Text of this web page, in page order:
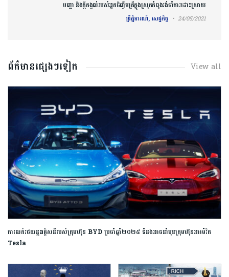
បញ្ហា និងក្ដីកង្វល់របស់អ្នកចិញ្ចឹមត្រីក្នុងស្រុកកំពុងរង់ចាំការដោះស្រាយ
ព្រឹត្តិការណ៍, សេដ្ឋកិច្ច 24/05/2021
ព័ត៌មានផ្សេងៗទៀត View all
ការលក់រថយន្តអគ្គិសនីរបស់ក្រុមហ៊ុន BYD ប្រចាំឆ្នាំ២០២៥ ទំនងអាចនាំមុខក្រុមហ៊ុនអាម៉េរិក
Tesla